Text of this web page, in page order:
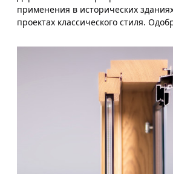
применения в исторических
проектах классического стиля.